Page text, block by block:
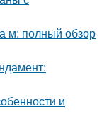
м: полный обзор
и